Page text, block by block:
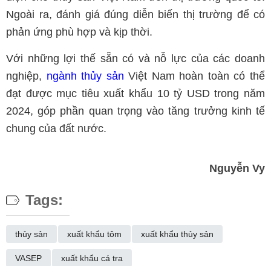
Ngoài ra, đánh giá đúng diễn biến thị trường để có
phản ứng phù hợp và kịp thời.
Với những lợi thế sẵn có và nỗ lực của các doanh
nghiệp, ngành thủy sản Việt Nam hoàn toàn có thể
đạt được mục tiêu xuất khẩu 10 tỷ USD trong năm
2024, góp phần quan trọng vào tăng trưởng kinh tế
chung của đất nước.
Nguyễn Vy
Tags:
thủy sản xuất khẩu tôm xuất khẩu thủy sản
VASEP xuất khẩu cá tra